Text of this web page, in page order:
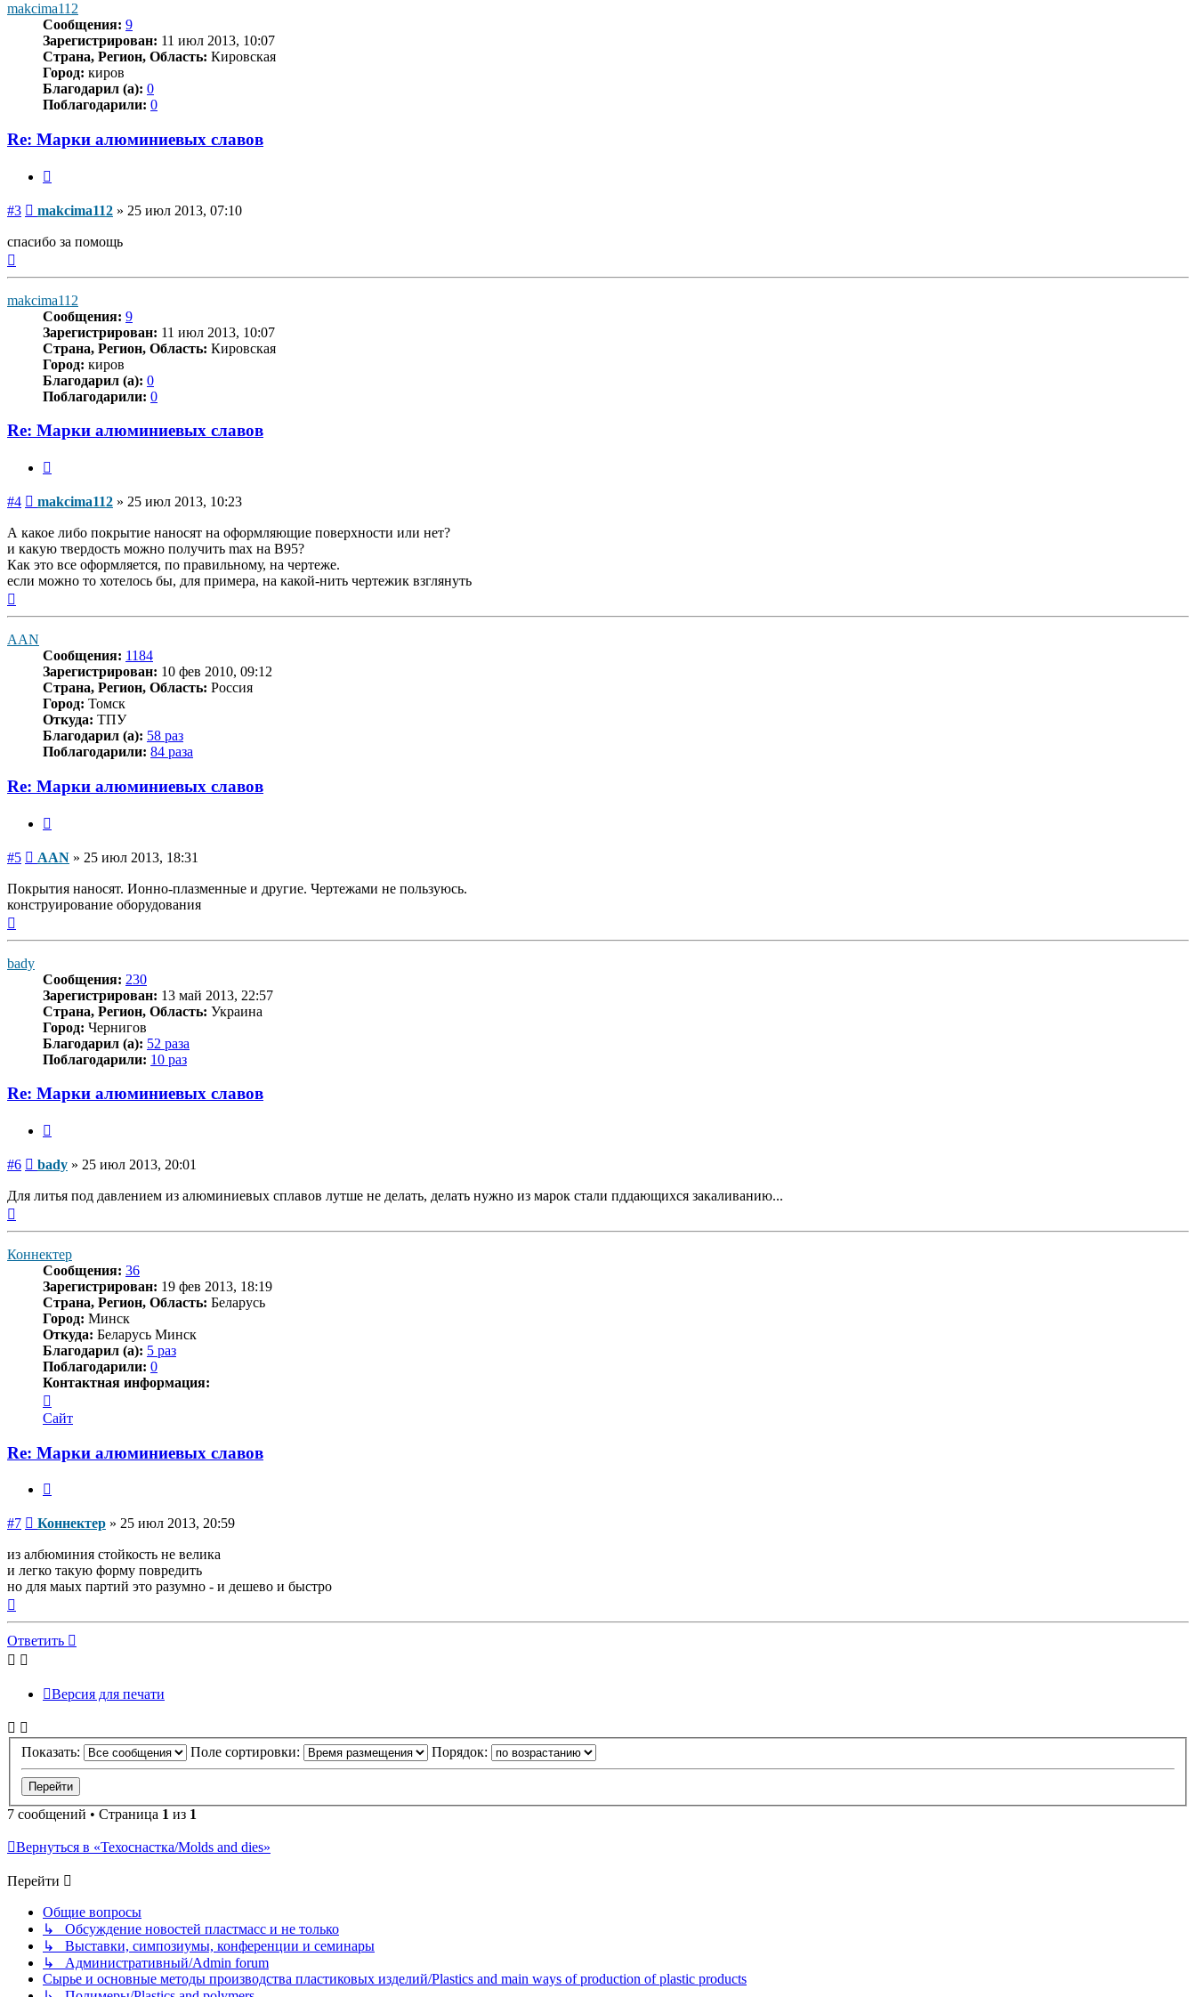
makcima112
Сообщения: 9
Зарегистрирован: 11 июл 2013, 10:07
Страна, Регион, Область: Кировская
Город: киров
Благодарил (а): 0
Поблагодарили: 0
Re: Марки алюминиевых славов
#3 Сообщение
makcima112 » 25 июл 2013, 07:10
спасибо за помощь
makcima112
Сообщения: 9
Зарегистрирован: 11 июл 2013, 10:07
Страна, Регион, Область: Кировская
Город: киров
Благодарил (а): 0
Поблагодарили: 0
Re: Марки алюминиевых славов
#4 Сообщение
makcima112 » 25 июл 2013, 10:23
А какое либо покрытие наносят на оформляющие поверхности или нет?
и какую твердость можно получить max на В95?
Как это все оформляется, по правильному, на чертеже.
если можно то хотелось бы, для примера, на какой-нить чертежик взглянуть
AAN
Сообщения: 1184
Зарегистрирован: 10 фев 2010, 09:12
Страна, Регион, Область: Россия
Город: Томск
Откуда: ТПУ
Благодарил (а): 58 раз
Поблагодарили: 84 раза
Re: Марки алюминиевых славов
#5 Сообщение
AAN » 25 июл 2013, 18:31
Покрытия наносят. Ионно-плазменные и другие. Чертежами не пользуюсь.
конструирование оборудования
bady
Сообщения: 230
Зарегистрирован: 13 май 2013, 22:57
Страна, Регион, Область: Украина
Город: Чернигов
Благодарил (а): 52 раза
Поблагодарили: 10 раз
Re: Марки алюминиевых славов
#6 Сообщение
bady » 25 июл 2013, 20:01
Для литья под давлением из алюминиевых сплавов лутше не делать, делать нужно из марок стали пддающихся закаливанию...
Коннектер
Сообщения: 36
Зарегистрирован: 19 фев 2013, 18:19
Страна, Регион, Область: Беларусь
Город: Минск
Откуда: Беларусь Минск
Благодарил (а): 5 раз
Поблагодарили: 0
Контактная информация:
информация
пользователя
Коннектер
Сайт
Re: Марки алюминиевых славов
#7 Сообщение
Коннектер » 25 июл 2013, 20:59
из албюминия стойкость не велика
и легко такую форму повредить
но для маых партий это разумно - и дешево и быстро
к
началу
Ответить
Версия для печати
Показать: Поле сортировки: Порядок:
7 сообщений • Страница 1 из 1
Вернуться в «Техоснастка/Molds and dies»
Перейти
Общие вопросы
↳ Обсуждение новостей пластмасс и не только
↳ Выставки, симпозиумы, конференции и семинары
↳ Административный/Admin forum
Сырье и основные методы производства пластиковых изделий/Plastics and main ways of production of plastic products